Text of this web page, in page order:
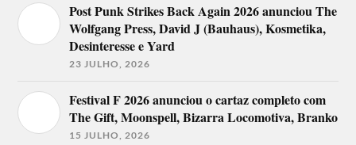
Post Punk Strikes Back Again 2026 anunciou The
Wolfgang Press, David J (Bauhaus), Kosmetika,
Desinteresse e Yard
23 JULHO, 2026
Festival F 2026 anunciou o cartaz completo com
The Gift, Moonspell, Bizarra Locomotiva, Branko
15 JULHO, 2026